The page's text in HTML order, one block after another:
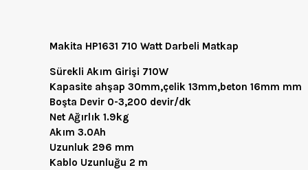
Makita HP1631 710 Watt Darbeli Matkap
Sürekli Akım Girişi 710W
Kapasite ahşap 30mm,çelik 13mm,beton 16mm mm
Boşta Devir 0-3,200 devir/dk
Net Ağırlık 1.9kg
Akım 3.0Ah
Uzunluk 296 mm
Kablo Uzunluğu 2 m